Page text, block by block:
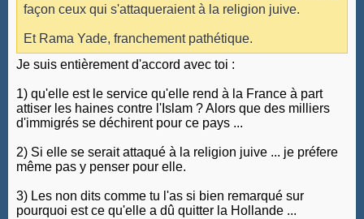
façon ceux qui s'attaqueraient à la religion juive.
Et Rama Yade, franchement pathétique.
Je suis entièrement d'accord avec toi :
1) qu'elle est le service qu'elle rend à la France à part
attiser les haines contre l'Islam ? Alors que des milliers
d'immigrés se déchirent pour ce pays ...
2) Si elle se serait attaqué à la religion juive ... je préfere
même pas y penser pour elle.
3) Les non dits comme tu l'as si bien remarqué sur
pourquoi est ce qu'elle a dû quitter la Hollande ...